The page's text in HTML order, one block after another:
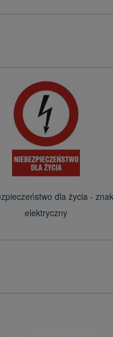
dla życia - znak
elektryczny